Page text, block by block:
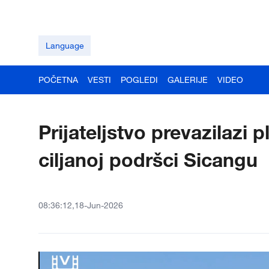
Language
POČETNA VESTI POGLEDI GALERIJE VIDEO
Prijateljstvo prevazilazi
ciljanoj podršci Sicangu
08:36:12,18-Jun-2026